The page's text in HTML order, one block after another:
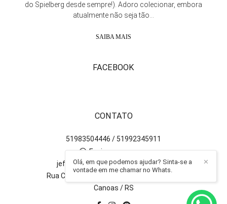
do Spielberg desde sempre!). Adoro colecionar, embora
atualmente não seja tão...
SAIBA MAIS
FACEBOOK
CONTATO
51983504446 / 51992345911
Enviar mensagem
jefersonpaz.fotografo@gmail.com
Rua Camboatás, 315, bloco 9 - 401 - Igara
Canoas / RS
✕
Olá, em que podemos ajudar? Sinta-se a
vontade em me chamar no Whats.